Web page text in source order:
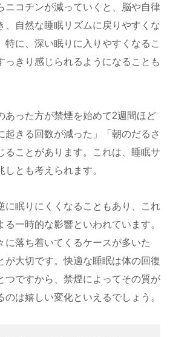
ニコチンが減っていくと、脳や自律
、自然な睡眠リズムに戻りやすくな
特に、深い眠りに入りやすくなるこ
っきり感じられるようになることも
あった方が禁煙を始めて2週間ほど
起きる回数が減った」「朝のだるさ
ることがあります。これは、睡眠サ
とも考えられます。
に眠りにくくなることもあり、これ
る一時的な影響といわれています。
に落ち着いてくるケースが多いた
が大切です。快適な睡眠は体の回復
つですから、禁煙によってその質が
のは嬉しい変化といえるでしょう。